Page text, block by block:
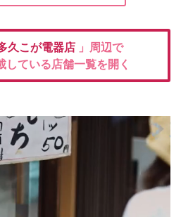
久こが電器店 」周辺で
している店舗一覧を開く